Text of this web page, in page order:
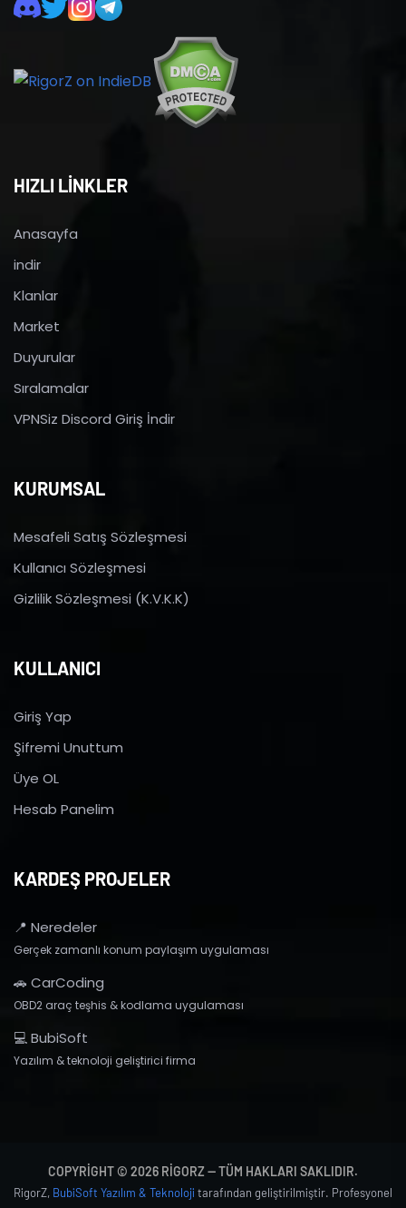
HIZLI LİNKLER
Anasayfa
indir
Klanlar
Market
Duyurular
Sıralamalar
VPNSiz Discord Giriş İndir
KURUMSAL
Mesafeli Satış Sözleşmesi
Kullanıcı Sözleşmesi
Gizlilik Sözleşmesi (K.V.K.K)
KULLANICI
Giriş Yap
Şifremi Unuttum
Üye OL
Hesab Panelim
KARDEŞ PROJELER
📍 Neredeler
Gerçek zamanlı konum paylaşım uygulaması
🚗 CarCoding
OBD2 araç teşhis & kodlama uygulaması
💻 BubiSoft
Yazılım & teknoloji geliştirici firma
COPYRIGHT © 2026 RIGORZ — TÜM HAKLARI SAKLIDIR.
RigorZ, BubiSoft Yazılım & Teknoloji tarafından geliştirilmiştir. Profesyonel